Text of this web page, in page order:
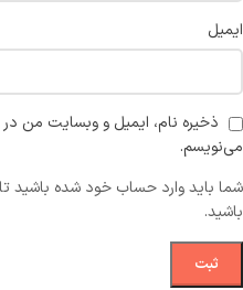
ایمیل
ذخیره نام، ایمیل و وبسایت من در
می‌نویسم.
شما باید وارد حساب خود شده باشید
باشید.